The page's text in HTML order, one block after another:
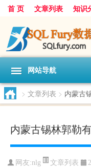
首 页 文章列表 知识
网站导航
> 文章列表 > 内蒙古
内蒙古锡林郭勒
网友:nlg 文章列表